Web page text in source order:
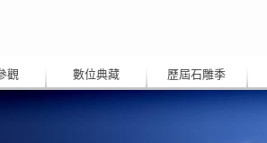
觀 數位典藏 歷屆石雕季